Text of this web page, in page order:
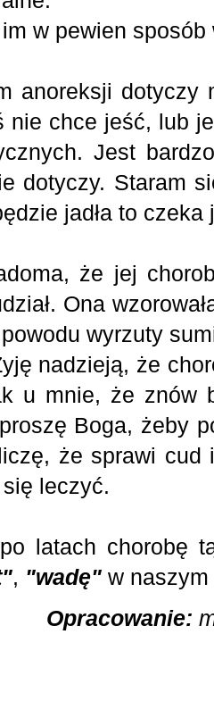
im w pewien
anoreksji dotyczy
nie chce jeść, lub
Jest
dotyczy. Staram
jadła to
że jej
Ona
wyrzuty
nadzieją, że
u mnie, że znów
Boga, żeby
że sprawi cud
leczyć.
latach chorobę
, "wadę" w
Opracowanie: